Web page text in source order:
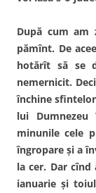
După cum
pămînt. De
hotărît să se
nemernicit.
închine
lui
minunile cele
îngropare şi a
la cer. Dar
ianuarie şi